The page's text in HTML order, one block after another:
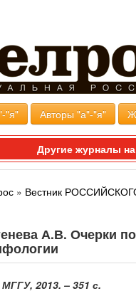
"я" Авторы "а"-"я"
Другие журналы
» Вестник
А.В. Очерки
2013. – 351 с.